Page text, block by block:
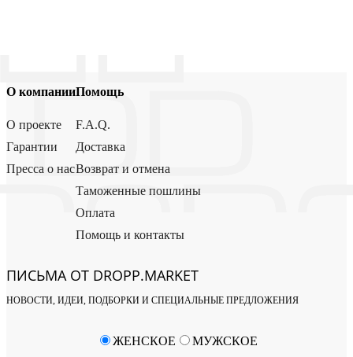
О компании
О проекте
Гарантии
Пресса о нас
Помощь
F.A.Q.
Доставка
Возврат и отмена
Таможенные пошлины
Оплата
Помощь и контакты
ПИСЬМА ОТ DROPP.MARKET
НОВОСТИ, ИДЕИ, ПОДБОРКИ И СПЕЦИАЛЬНЫЕ ПРЕДЛОЖЕНИЯ
ЖЕНСКОЕ МУЖСКОЕ